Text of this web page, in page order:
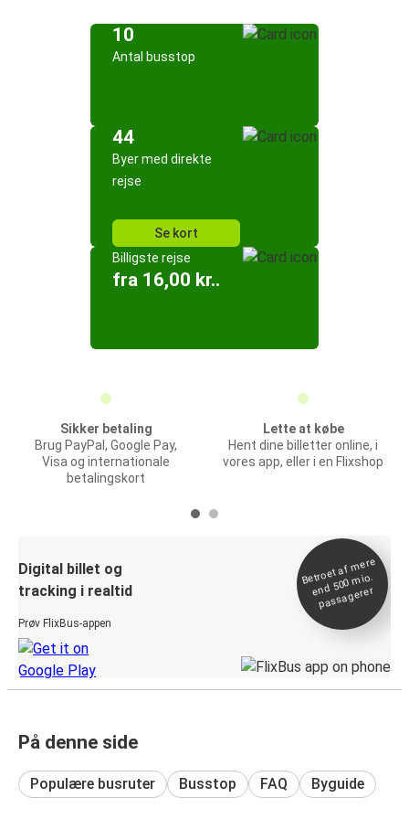
10
Antal busstop
44
Byer med direkte
rejse
Se kort
Billigste rejse
fra 16,00 kr..
Sikker betaling
Brug PayPal, Google Pay,
Visa og internationale
betalingskort
Lette at købe
Hent dine billetter online, i
vores app, eller i en Flixshop
Digital billet og
tracking i realtid
Prøv FlixBus-appen
Betroet af
mere
end 500
mio.
passagerer
På denne side
Populære busruter Busstop FAQ Byguide